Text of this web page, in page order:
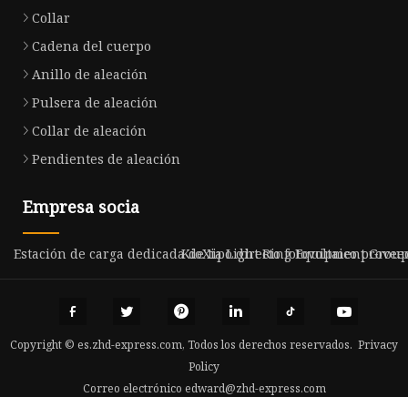
Collar
Cadena del cuerpo
Anillo de aleación
Pulsera de aleación
Collar de aleación
Pendientes de aleación
Empresa socia
Estación de carga dedicada de tipo directo fotovoltaico
KioXia Light Ring Equipment Group
Copyright © es.zhd-express.com, Todos los derechos reservados. Privacy
Policy
Correo electrónico edward@zhd-express.com